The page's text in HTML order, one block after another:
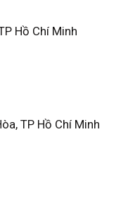
Hồ Chí Minh
TP Hồ Chí Minh